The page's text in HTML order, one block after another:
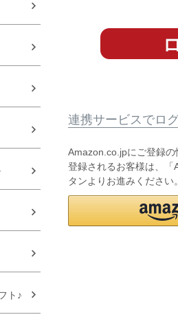
ト♪
連携サービスでロ
Amazon.co.jpにご登録
登録されるお客様は、「
タンよりお進みください。